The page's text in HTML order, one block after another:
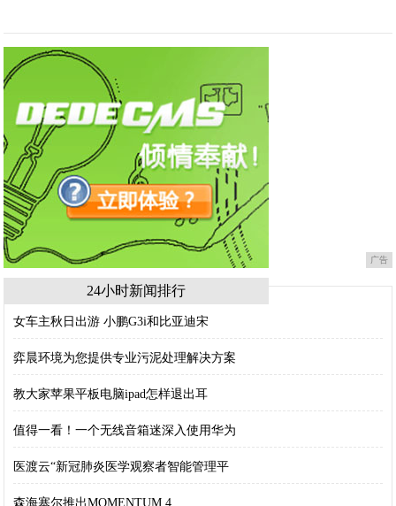
广告
24小时新闻排行
女车主秋日出游 小鹏G3i和比亚迪宋
弈晨环境为您提供专业污泥处理解决方案
教大家苹果平板电脑ipad怎样退出耳
值得一看！一个无线音箱迷深入使用华为
医渡云“新冠肺炎医学观察者智能管理平
森海塞尔推出MOMENTUM 4